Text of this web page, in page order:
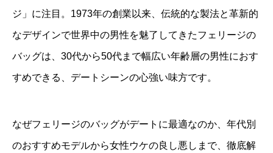
ジ」に注目。1973年の創業以来、伝統的な製法と革新的
なデザインで世界中の男性を魅了してきたフェリージの
バッグは、30代から50代まで幅広い年齢層の男性におす
すめできる、デートシーンの心強い味方です。
なぜフェリージのバッグがデートに最適なのか、年代別
のおすすめモデルから女性ウケの良し悪しまで、徹底解